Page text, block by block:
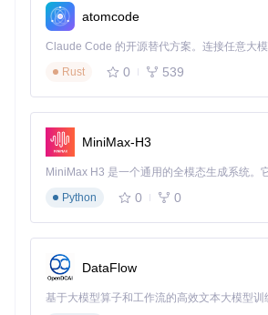
确认后系统自动保存任务到本地存储
3. 优化保种策略
任务创建后，通过以下方式提升效率：
使用批量操作功能管理多个任务
根据种子热度调整保种时长
释放保种系统价值
任务自动
恢复
localStorage持久化
多客户端
[src/service/downlo
灵
atomcode
Rust
0 539
MiniMax-H3
Python
0 0
DataFlow
基于大模型算子和工作流的高效文本大模型训